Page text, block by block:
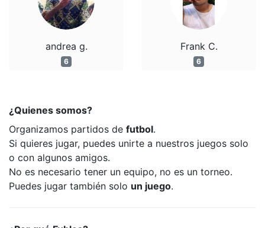
andrea g.
6
Frank C.
6
¿Quienes somos?
Organizamos partidos de futbol.
Si quieres jugar, puedes unirte a nuestros juegos solo
o con algunos amigos.
No es necesario tener un equipo, no es un torneo.
Puedes jugar también solo un juego.